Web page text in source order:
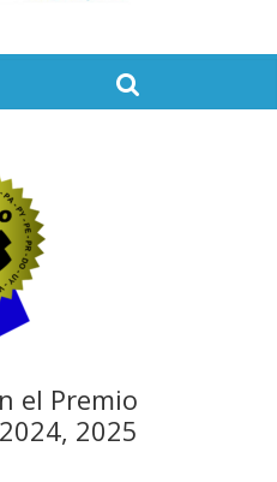
el Premio
2025